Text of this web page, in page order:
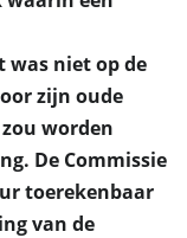
was niet op de
zijn oude
worden
De Commissie
toerekenbaar
van de